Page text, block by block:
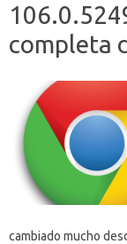
completa
cambiado mucho